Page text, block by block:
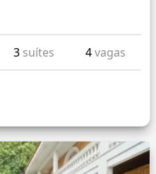
3 suítes 4vagas